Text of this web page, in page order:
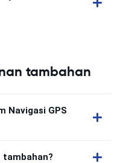
tambahan
Navigasi GPS
tambahan?